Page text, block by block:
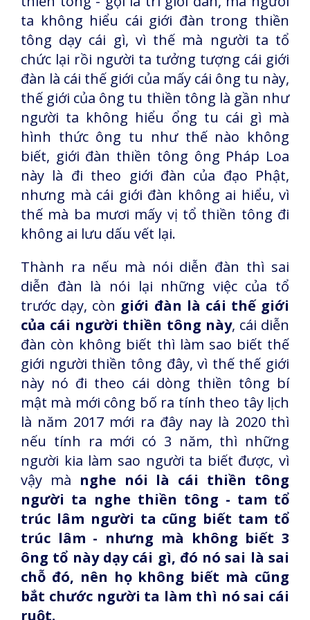
ta không hiểu cái giới đàn trong thiền
tông dạy cái gì, vì thế mà người ta tổ
chức lại rồi người ta tưởng tượng cái giới
đàn là cái thế giới của mấy cái ông tu này,
thế giới của ông tu thiền tông là gần như
người ta không hiểu ổng tu cái gì mà
hình thức ông tu như thế nào không
biết, giới đàn thiền tông ông Pháp Loa
này là đi theo giới đàn của đạo Phật,
nhưng mà cái giới đàn không ai hiểu, vì
thế mà ba mươi mấy vị tổ thiền tông đi
không ai lưu dấu vết lại.
Thành ra nếu mà nói diễn đàn thì sai
diễn đàn là nói lại những việc của tổ
trước dạy, còn giới đàn là cái thế giới
của cái người thiền tông này, cái diễn
đàn còn không biết thì làm sao biết thế
giới người thiền tông đây, vì thế thế giới
này nó đi theo cái dòng thiền tông bí
mật mà mới công bố ra tính theo tây lịch
là năm 2017 mới ra đây nay là 2020 thì
nếu tính ra mới có 3 năm, thì những
người kia làm sao người ta biết được, vì
vậy mà nghe nói là cái thiền tông
người ta nghe thiền tông - tam tổ
trúc lâm người ta cũng biết tam tổ
trúc lâm - nhưng mà không biết 3
ông tổ này dạy cái gì, đó nó sai là sai
chỗ đó, nên họ không biết mà cũng
bắt chước người ta làm thì nó sai cái
ruột.